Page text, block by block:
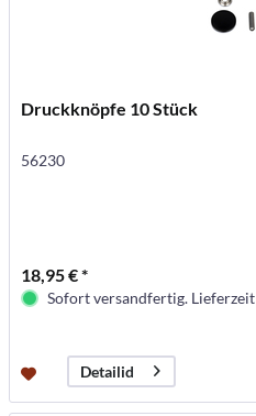
Druckknöpfe 10 Stück
56230
18,95 € *
Sofort versandfertig. Lieferzeit
Detailid